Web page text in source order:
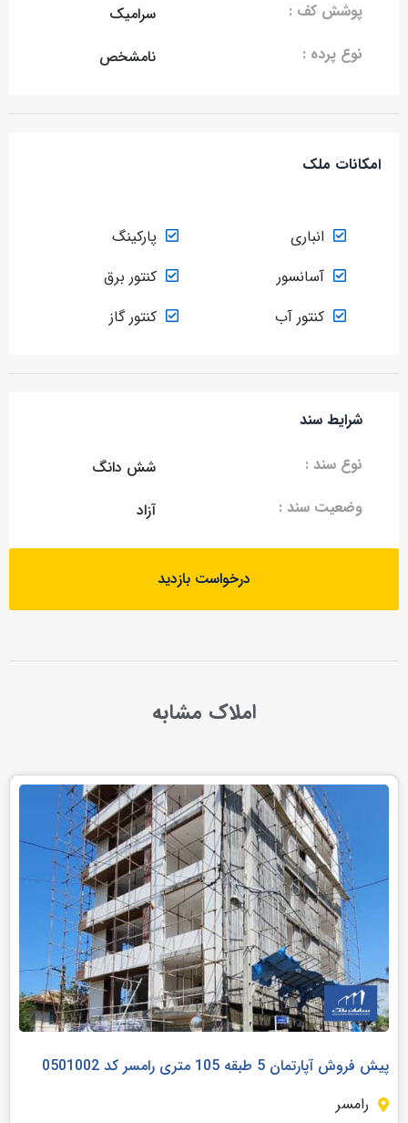
پوشش کف :
سرامیک
نوع پرده :
نامشخص
امکانات ملک
انباری
پارکینگ
آسانسور
کنتور برق
کنتور آب
کنتور گاز
شرایط سند
نوع سند :
شش دانگ
وضعیت سند :
آزاد
درخواست بازدید
املاک مشابه
پیش فروش آپارتمان 5 طبقه 105 متری رامسر کد 0501002
رامسر